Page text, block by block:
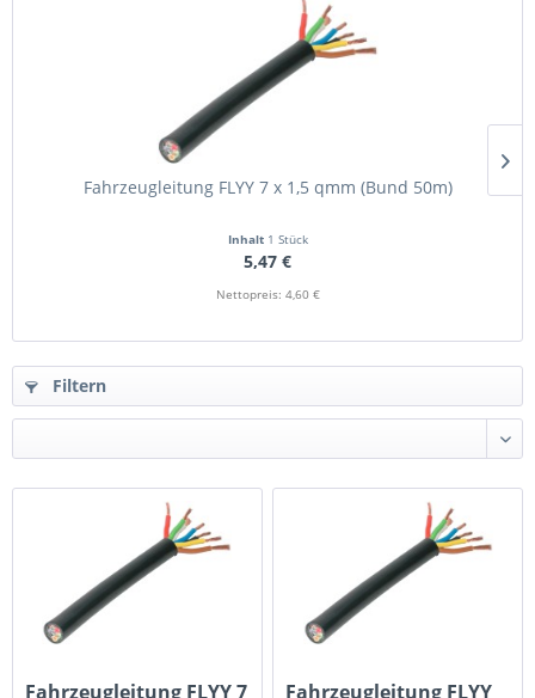
Fahrzeugleitung FLYY 7 x 1,5 qmm (Bund 50m)
Inhalt 1 Stück
5,47 €
Nettopreis: 4,60 €
Filtern
Fahrzeugleitung FLYY 7
Fahrzeugleitung FLYY